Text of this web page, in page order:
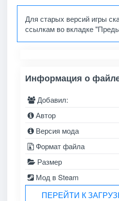
Для старых версий игры
ссылкам во вкладке
Информация о
Добавил:
Автор
Версия мода
Формат файла
Размер
Мод в Steam
ПЕРЕЙТИ К